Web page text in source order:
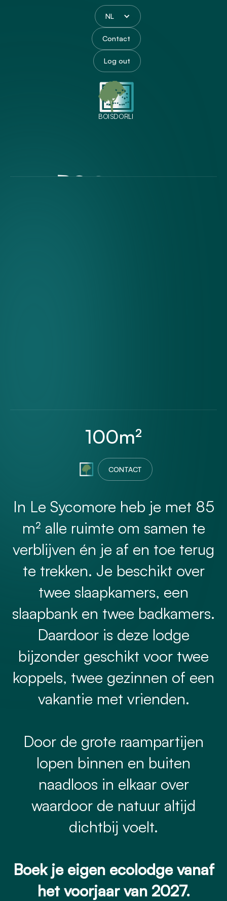
BOISDORLI
NL
Contact
Log out
100m²
CONTACT
In Le Sycomore heb je met 85
m² alle ruimte om samen te
verblijven én je af en toe terug
te trekken. Je beschikt over
twee slaapkamers, een
slaapbank en twee badkamers.
Daardoor is deze lodge
bijzonder geschikt voor twee
koppels, twee gezinnen of een
vakantie met vrienden.
Door de grote raampartijen
lopen binnen en buiten
naadloos in elkaar over
waardoor de natuur altijd
dichtbij voelt.
Boek je eigen ecolodge vanaf
het voorjaar van 2027.